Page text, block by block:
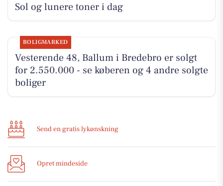
Sol og lunere toner i dag
BOLIGMARKED
Vesterende 48, Ballum i Bredebro er solgt
for 2.550.000 - se køberen og 4 andre solgte
boliger
Send en gratis lykønskning
Opret mindeside